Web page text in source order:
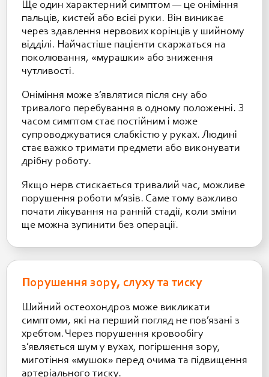
Ще один характерний симптом — це оніміння
пальців, кистей або всієї руки. Він виникає
через здавлення нервових корінців у шийному
відділі. Найчастіше пацієнти скаржаться на
поколювання, «мурашки» або зниження
чутливості.
Оніміння може з’являтися після сну або
тривалого перебування в одному положенні. З
часом симптом стає постійним і може
супроводжуватися слабкістю у руках. Людині
стає важко тримати предмети або виконувати
дрібну роботу.
Якщо нерв стискається тривалий час, можливе
порушення роботи м’язів. Саме тому важливо
почати лікування на ранній стадії, коли зміни
ще можна зупинити без операції.
Порушення зору, слуху та тиску
Шийний остеохондроз може викликати
симптоми, які на перший погляд не пов’язані з
хребтом. Через порушення кровообігу
з’являється шум у вухах, погіршення зору,
миготіння «мушок» перед очима та підвищення
артеріального тиску.